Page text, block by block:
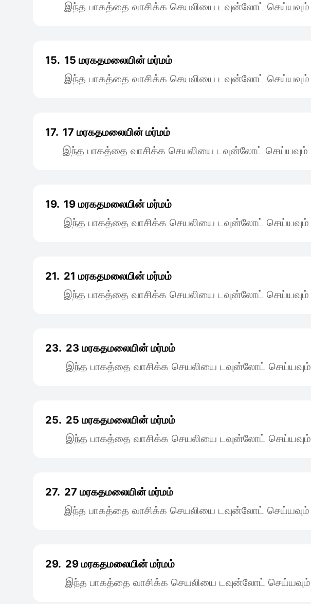
இந்த பாகத்தை வாசிக்க செயலியை டவுன்லோட் செய்யவும்
15. 15 மரகதமலையின் மர்மம்
இந்த பாகத்தை வாசிக்க செயலியை டவுன்லோட் செய்யவும்
17. 17 மரகதமலையின் மர்மம்
இந்த பாகத்தை வாசிக்க செயலியை டவுன்லோட் செய்யவும்
19. 19 மரகதமலையின் மர்மம்
இந்த பாகத்தை வாசிக்க செயலியை டவுன்லோட் செய்யவும்
21. 21 மரகதமலையின் மர்மம்
இந்த பாகத்தை வாசிக்க செயலியை டவுன்லோட் செய்யவும்
23. 23 மரகதமலையின் மர்மம்
இந்த பாகத்தை வாசிக்க செயலியை டவுன்லோட் செய்யவும்
25. 25 மரகதமலையின் மர்மம்
இந்த பாகத்தை வாசிக்க செயலியை டவுன்லோட் செய்யவும்
27. 27 மரகதமலையின் மர்மம்
இந்த பாகத்தை வாசிக்க செயலியை டவுன்லோட் செய்யவும்
29. 29 மரகதமலையின் மர்மம்
இந்த பாகத்தை வாசிக்க செயலியை டவுன்லோட் செய்யவும்